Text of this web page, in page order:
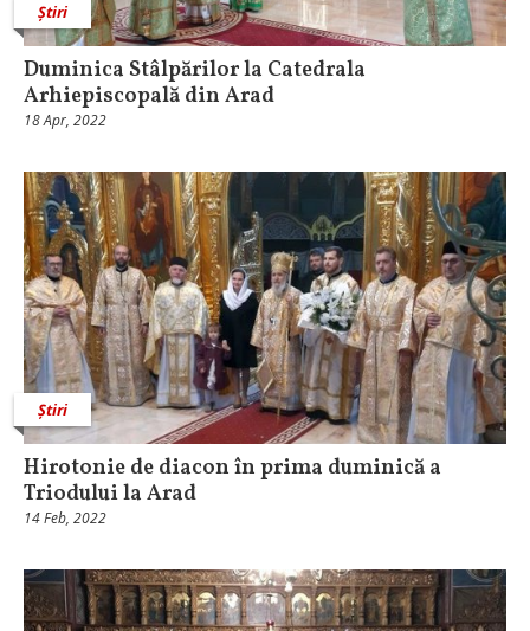
Știri
Duminica Stâlpărilor la Catedrala
Arhiepiscopală din Arad
18 Apr, 2022
Știri
Hirotonie de diacon în prima duminică a
Triodului la Arad
14 Feb, 2022